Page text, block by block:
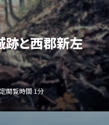
と西郡新左
閲覧時間 1分